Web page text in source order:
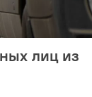
лиц из